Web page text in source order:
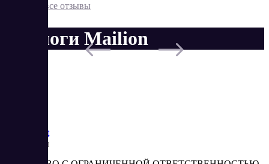
Показать все отзывы
Аналоги Mailion
Market
Реквизиты